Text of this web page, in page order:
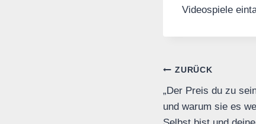
Videospiele
Beitrags-
Navigation
ZURÜCK
„Der Preis du zu
und warum sie es